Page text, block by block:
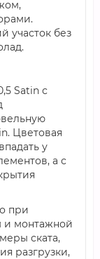
участок без
Satin с
Цветовая
у
а с
при
и монтажной
ската,
разгрузки,